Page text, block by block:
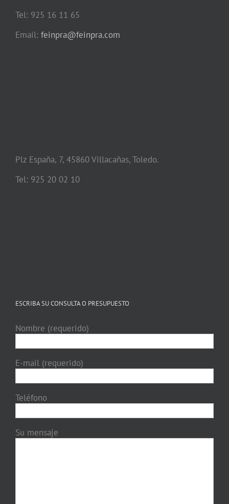
Tel: 925 16 11 65
Email: feinpra@feinpra.com
Plz España, 7, 45860 Villacañas, Toledo.
Tel: 925 20 02 10
ESCRIBA SU CONSULTA O PRESUPUESTO
Nombre (requerido)
E-mail (requerido)
Teléfono
Su mensaje